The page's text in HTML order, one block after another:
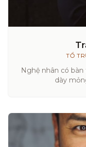
TỔ
Nghệ nhân có
dày